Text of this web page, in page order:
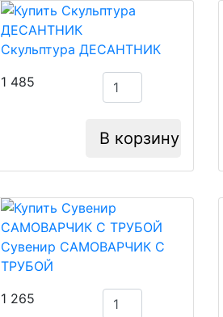
Скульптура ДЕСАНТНИК
1 485
В корзину
Сувенир САМОВАРЧИК С
ТРУБОЙ
1 265